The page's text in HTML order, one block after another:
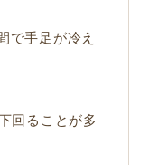
で手足が冷え
回ることが多